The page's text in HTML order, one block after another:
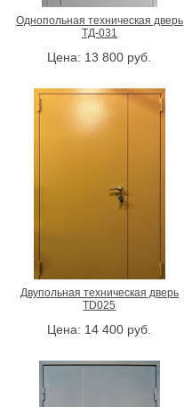
Однопольная техническая дверь
ТД-031
Цена: 13 800 руб.
Двупольная техническая дверь
TD025
Цена: 14 400 руб.